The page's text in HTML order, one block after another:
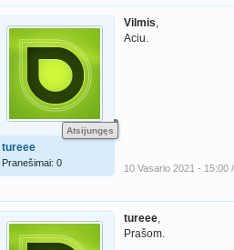
Atsijungęs
tureee
Pranešimai: 0
Vilmis,
Aciu.
10 Vasario 2021 - 15:00 /
tureee,
Prašom.